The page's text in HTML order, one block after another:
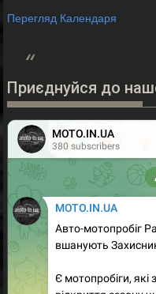
Перегляд Календаря
Приєднуйся до